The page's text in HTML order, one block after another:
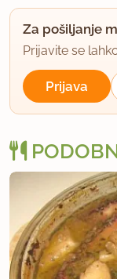
komliciranja !!!
Odličen
uporabno
11.1.2012 ob 18:45
Tole bom pa
uporabno
Za pošiljanje
Prijavite se
Prijava